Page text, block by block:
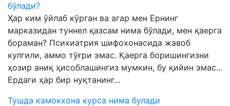
бўлади?
Ҳар ким ўйлаб кўрган ва агар мен Ернинг
марказидан туннел қазсам нима бўлади, мен қаерга
бораман? Психиатрия шифохонасида жавоб
кулгили, аммо тўғри эмас. Қаерга боришингизни
ҳозир аниқ ҳисоблашингиз мумкин, бу қийин эмас...
Ердаги ҳар бир нуқтанинг...
Тушда камокхона курса нима булади